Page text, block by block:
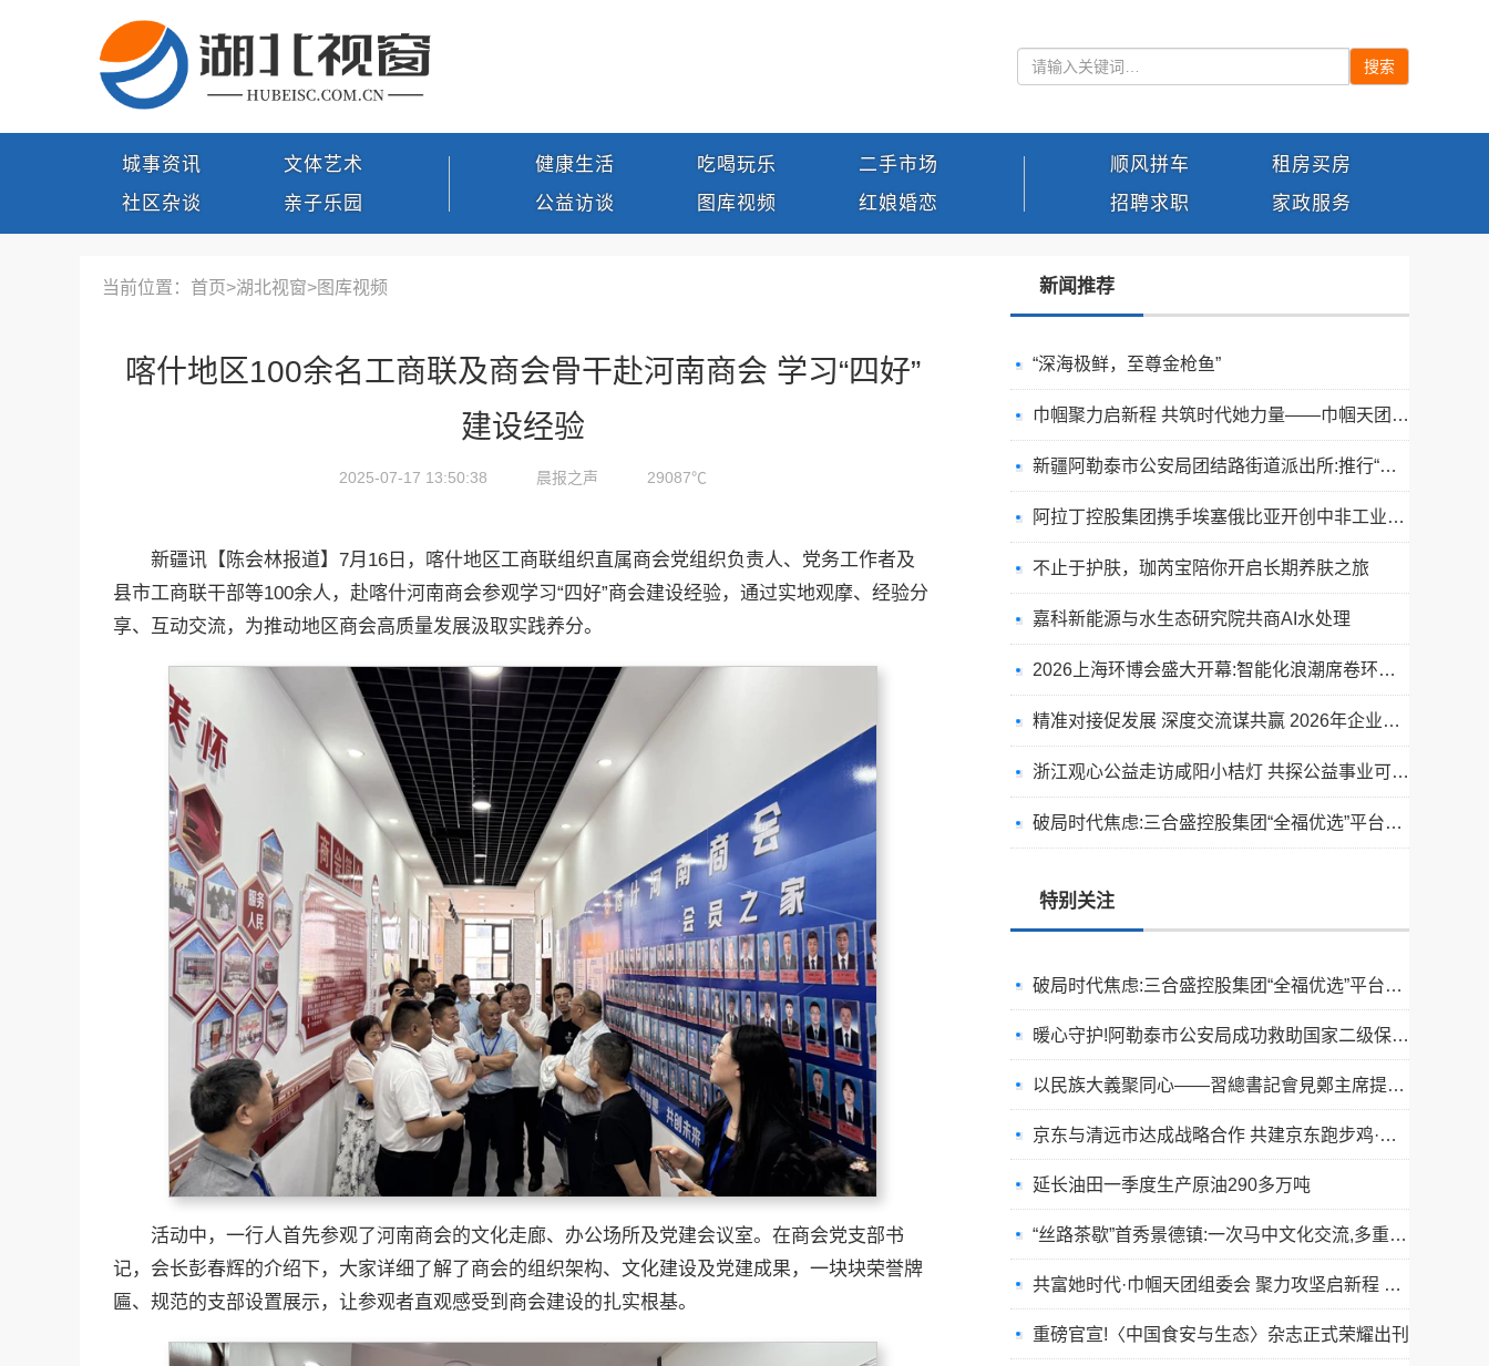
搜索
城事资讯
社区杂谈
文体艺术
亲子乐园
健康生活
公益访谈
吃喝玩乐
图库视频
二手市场
红娘婚恋
顺风拼车
招聘求职
租房买房
家政服务
当前位置：首页>湖北视窗>图库视频
喀什地区100余名工商联及商会骨干赴河南商会 学习“四好”
建设经验
2025-07-17 13:50:38 晨报之声 29087℃
新疆讯【陈会林报道】7月16日，喀什地区工商联组织直属商会党组织负责人、党务工作者及
县市工商联干部等100余人，赴喀什河南商会参观学习“四好”商会建设经验，通过实地观摩、经验分
享、互动交流，为推动地区商会高质量发展汲取实践养分。
活动中，一行人首先参观了河南商会的文化走廊、办公场所及党建会议室。在商会党支部书
记，会长彭春辉的介绍下，大家详细了解了商会的组织架构、文化建设及党建成果，一块块荣誉牌
匾、规范的支部设置展示，让参观者直观感受到商会建设的扎实根基。
新闻推荐
“深海极鲜，至尊金枪鱼”
巾帼聚力启新程 共筑时代她力量——巾帼天团第四次组委会筹备会圆满举办
新疆阿勒泰市公安局团结路街道派出所:推行“五步”工作法 打造新时代“枫”景线
阿拉丁控股集团携手埃塞俄比亚开创中非工业农业合作新篇章
不止于护肤，珈芮宝陪你开启长期养肤之旅
嘉科新能源与水生态研究院共商AI水处理
2026上海环博会盛大开幕:智能化浪潮席卷环保产业
精准对接促发展 深度交流谋共赢 2026年企业投融资交流活动第二期圆满举行
浙江观心公益走访咸阳小桔灯 共探公益事业可持续发展新路径
破局时代焦虑:三合盛控股集团“全福优选”平台正式启航
特别关注
天空实业与香港理工大学筹建载人通航飞机研究院
绿动珠城 向淮而生 ——安徽淮海园林绿化工程有限公司发展纪实
叙宗情 促交流 谋发展——上海朱氏宗亲会走进上海晨烨家具有限公司
破局时代焦虑:三合盛控股集团“全福优选”平台正式启航
暖心守护!阿勒泰市公安局成功救助国家二级保护动物黑鸢
以民族大義聚同心——習總書記會見鄭主席提出兩岸關系四點重要意見
京东与清远市达成战略合作 共建京东跑步鸡·清远鸡标准体系
延长油田一季度生产原油290多万吨
“丝路茶歇”首秀景德镇:一次马中文化交流,多重收获与回响
共富她时代·巾帼天团组委会 聚力攻坚启新程 星火燎原耀全国
重磅官宣!〈中国食安与生态〉杂志正式荣耀出刊